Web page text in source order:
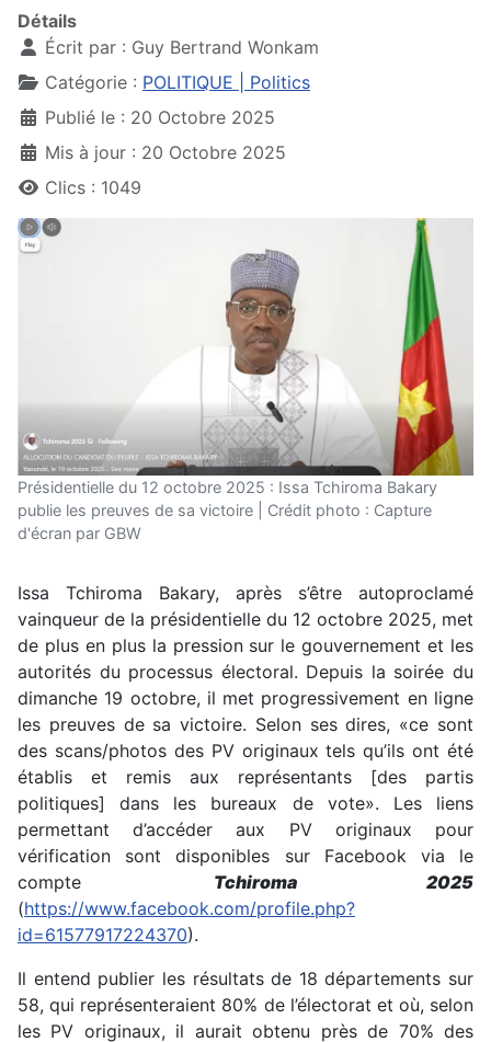
Détails
Écrit par : Guy Bertrand Wonkam
Catégorie : POLITIQUE | Politics
Publié le : 20 Octobre 2025
Mis à jour : 20 Octobre 2025
Clics : 1049
Présidentielle du 12 octobre 2025 : Issa Tchiroma Bakary
publie les preuves de sa victoire | Crédit photo : Capture
d'écran par GBW
Issa Tchiroma Bakary, après s’être autoproclamé
vainqueur de la présidentielle du 12 octobre 2025, met
de plus en plus la pression sur le gouvernement et les
autorités du processus électoral. Depuis la soirée du
dimanche 19 octobre, il met progressivement en ligne
les preuves de sa victoire. Selon ses dires, «ce sont
des scans/photos des PV originaux tels qu’ils ont été
établis et remis aux représentants [des partis
politiques] dans les bureaux de vote». Les liens
permettant d’accéder aux PV originaux pour
vérification sont disponibles sur Facebook via le
compte Tchiroma 2025
(https://www.facebook.com/profile.php?
id=61577917224370).
Il entend publier les résultats de 18 départements sur
58, qui représenteraient 80% de l’électorat et où, selon
les PV originaux, il aurait obtenu près de 70% des